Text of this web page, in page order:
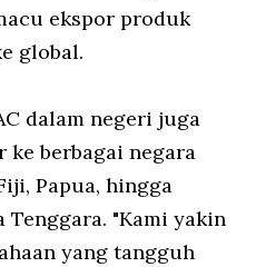
ekspor produk
global.
dalam negeri juga
ke berbagai negara
Papua, hingga
Tenggara. "Kami yakin
yang tangguh